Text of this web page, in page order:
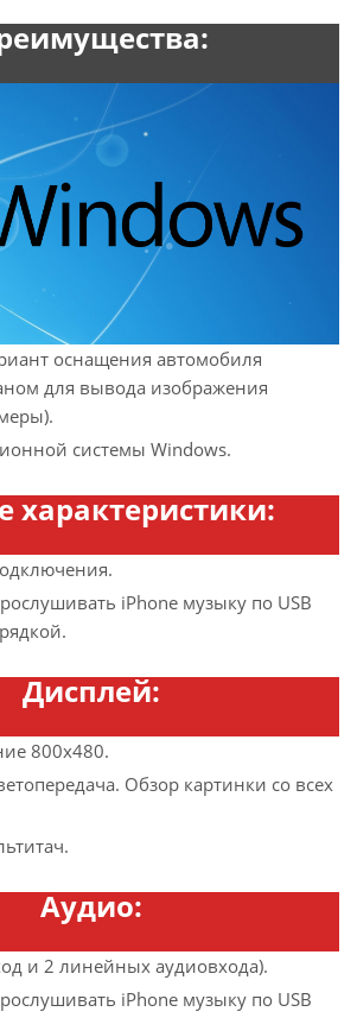
оснащения автомобиля
для вывода изображения
системы Windows.
iPhone музыку по USB
Дисплей:
800х480.
Обзор картинки со всех
Аудио:
и 2 линейных аудиовхода).
iPhone музыку по USB